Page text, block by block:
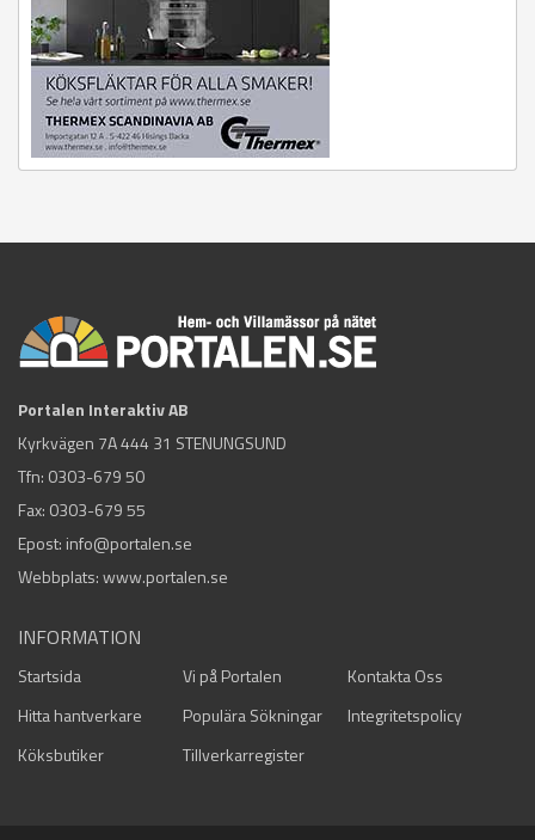
Portalen Interaktiv AB
Kyrkvägen 7A 444 31 STENUNGSUND
Tfn: 0303-679 50
Fax: 0303-679 55
Epost: info@portalen.se
Webbplats: www.portalen.se
INFORMATION
Startsida Vi på Portalen
Kontakta Oss
Hitta hantverkare
Populära Sökningar
Integritetspolicy
Köksbutiker
Tillverkarregister